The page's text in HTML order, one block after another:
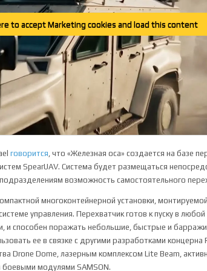
to accept Marketing cookies and load this content
говорится, что «Железная оса» создается на базе
SpearUAV. Система будет размещаться
возможность самостоятельного
многоконтейнерной установки,
управления. Перехватчик готов к пуску в
и способен поражать небольшие, быстрые и
ее в связке с другими разработками
Drone Dome, лазерным комплексом Lite Beam,
модулями SAMSON.